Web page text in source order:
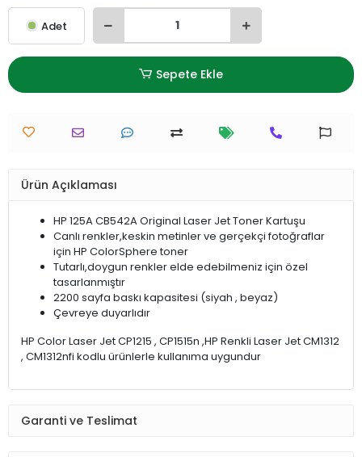
Adet
Sepete Ekle
Ürün Açıklaması
HP 125A CB542A Original Laser Jet Toner Kartuşu
Canlı renkler,keskin metinler ve gerçekçi fotoğraflar
için HP ColorSphere toner
Tutarlı,doygun renkler elde edebilmeniz için özel
tasarlanmıştır
2200 sayfa baskı kapasitesi (siyah , beyaz)
Çevreye duyarlıdır
HP Color Laser Jet CP1215 , CP1515n ,HP Renkli Laser Jet CM1312
, CM1312nfi kodlu ürünlerle kullanıma uygundur
Garanti ve Teslimat